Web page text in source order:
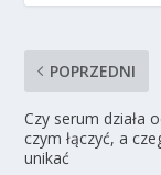
POPRZEDNI
Czy serum działa
czym łączyć, a
unikać